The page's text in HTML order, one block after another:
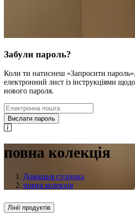
Забули пароль?
Коли ти натиснеш «Запросити
електронний лист із інструкціями
нового пароля.
Вислати пароль
повна колекція
Домашня сторінка
повна колекція
Лінії продуктів